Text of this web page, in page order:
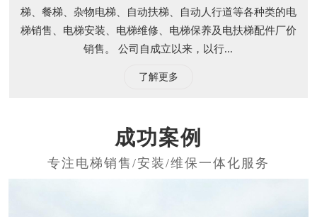
梯、餐梯、杂物电梯、自动扶梯、自动人行道等各种类的电
梯销售、电梯安装、电梯维修、电梯保养及电扶梯配件厂价
销售。 公司自成立以来，以行...
了解更多
成功案例